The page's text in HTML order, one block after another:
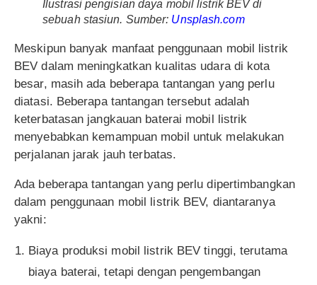
Ilustrasi pengisian daya mobil listrik BEV di
sebuah stasiun. Sumber: Unsplash.com
Meskipun banyak manfaat penggunaan mobil listrik
BEV dalam meningkatkan kualitas udara di kota
besar, masih ada beberapa tantangan yang perlu
diatasi. Beberapa tantangan tersebut adalah
keterbatasan jangkauan baterai mobil listrik
menyebabkan kemampuan mobil untuk melakukan
perjalanan jarak jauh terbatas.
Ada beberapa tantangan yang perlu dipertimbangkan
dalam penggunaan mobil listrik BEV, diantaranya
yakni:
Biaya produksi mobil listrik BEV tinggi, terutama
biaya baterai, tetapi dengan pengembangan